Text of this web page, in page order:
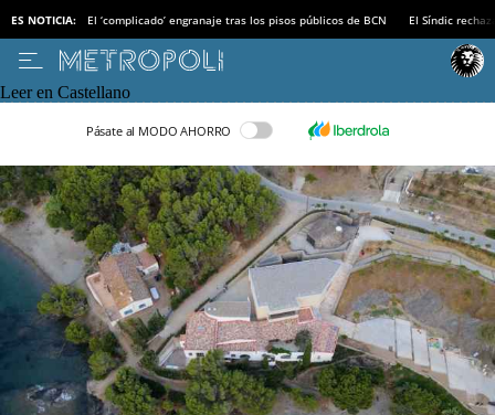
ES NOTICIA: El ‘complicado’ engranaje tras los pisos públicos de BCN El Síndic
Leer en Castellano
Pásate al MODO AHORRO